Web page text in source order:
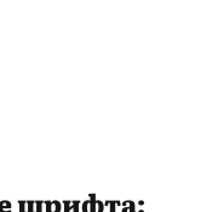
шрифта: